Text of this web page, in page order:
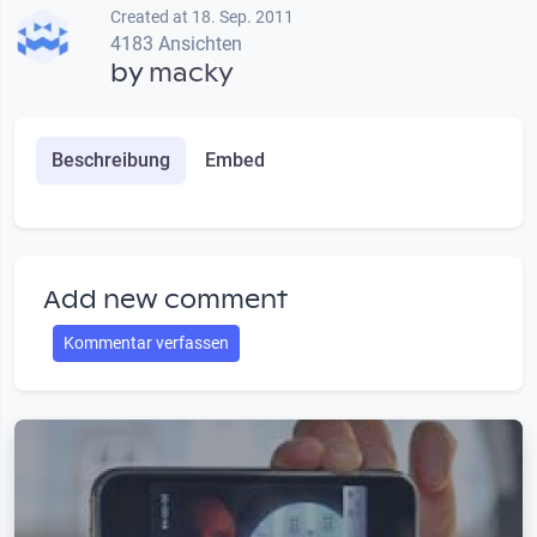
Created at 18. Sep. 2011
4183 Ansichten
bymacky
Beschreibung Embed
Add new comment
Kommentar verfassen